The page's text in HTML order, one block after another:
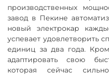
производственных
завод в Пекине
новый электрокар
успевает удовлетворить
единиц за два года.
адаптировать свою
которая сейчас